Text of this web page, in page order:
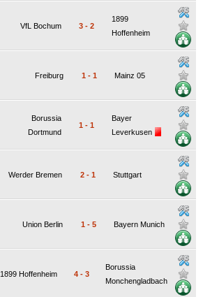
VfL Bochum 3 - 2
1899
Hoffenheim
Freiburg 1 - 1 Mainz 05
Borussia
Dortmund
1 - 1
Bayer
Leverkusen
Werder Bremen 2 - 1 Stuttgart
Union Berlin 1 - 5 Bayern Munich
1899 Hoffenheim 4 - 3
Borussia
Monchengladbach